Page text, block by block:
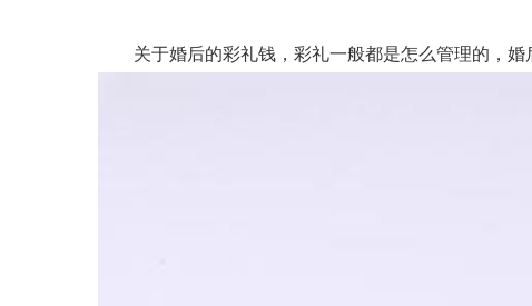
关于婚后的彩礼钱，彩礼一般都是怎么管理的，婚